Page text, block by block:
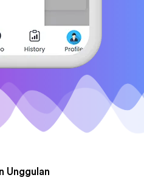
Unggulan